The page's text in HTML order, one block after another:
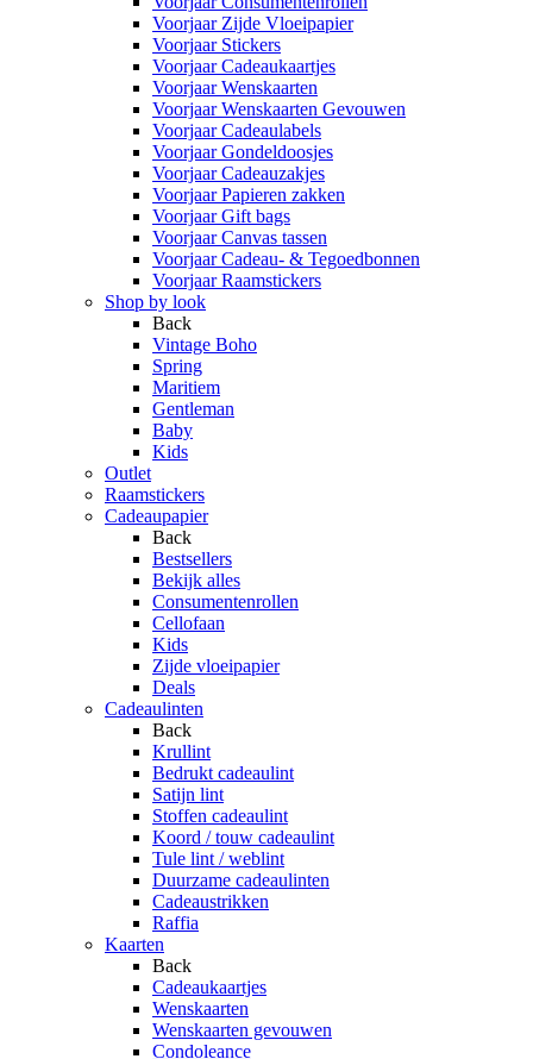
Voorjaar Zijde Vloeipapier
Voorjaar Stickers
Voorjaar Cadeaukaartjes
Voorjaar Wenskaarten
Voorjaar Wenskaarten Gevouwen
Voorjaar Cadeaulabels
Voorjaar Gondeldoosjes
Voorjaar Cadeauzakjes
Voorjaar Papieren zakken
Voorjaar Gift bags
Voorjaar Canvas tassen
Voorjaar Cadeau- & Tegoedbonnen
Voorjaar Raamstickers
Shop by look
Back
Vintage Boho
Spring
Maritiem
Gentleman
Baby
Kids
Outlet
Raamstickers
Cadeaupapier
Back
Bestsellers
Bekijk alles
Consumentenrollen
Cellofaan
Kids
Zijde vloeipapier
Deals
Cadeaulinten
Back
Krullint
Bedrukt cadeaulint
Satijn lint
Stoffen cadeaulint
Koord / touw cadeaulint
Tule lint / weblint
Duurzame cadeaulinten
Cadeaustrikken
Raffia
Kaarten
Back
Cadeaukaartjes
Wenskaarten
Wenskaarten gevouwen
Condoleance